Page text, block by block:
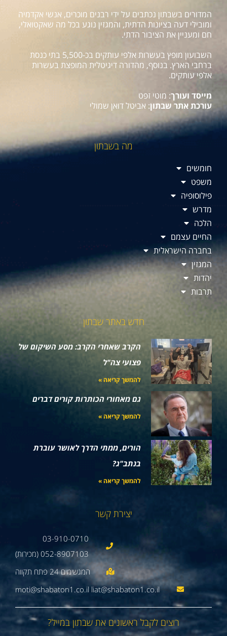
המדורים בשבתון נכתבים על ידי רבנים מוכרים, אנשי אקדמיה
ומובילי דעה בציונות הדתית, והמגזין נוגע בכל מה שאקטואלי,
חם ומעניין את הציבור הדתי.
השבועון מופץ בעשרות אלפי עותקים בכ-5,500 בתי כנסת
ברחבי הארץ. בנוסף, מהדורה דיגיטלית המופצת בעשרות
אלפי עותקים.
מייסד ועורך: מוטי זפט
עורכת אתר שבתון: אביטל דואן שמולי
מה בשבתון
חומשים
משפט
פילוסופיה
מדרש
הלכה
החיים עצמם
בחברה הישראלית
המגזין
יהדות
תרבות
חדש באתר שבתון
הקרב שאחרי הקרב: מסע השיקום של
פצועי צה"ל
להמשך קריאה »
גם מאחורי הכותרות קורים דברים
להמשך קריאה »
הורים, ממתי הדרך לאושר עוברת
בנתב"ג?
להמשך קריאה »
יצירת קשר
03-910-0710
052-8907103 (מכירות)
moti@shabaton1.co.il liat@shabaton1.co.il
רוצים לקבל ראשונים את שבתון במייל?